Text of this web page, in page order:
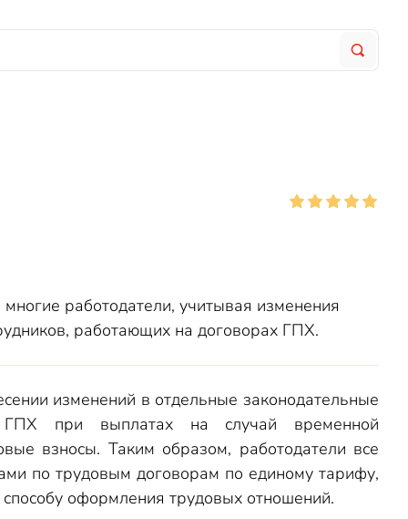
работодатели, учитывая изменения
работающих на договорах ГПХ.
изменений в отдельные законодательные
ГПХ при выплатах на случай временной
взносы. Таким образом, работодатели все
по трудовым договорам по единому тарифу,
оформления трудовых отношений.